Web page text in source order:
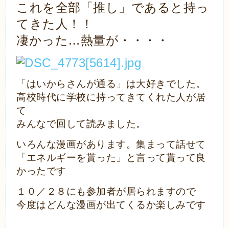
これを全部「推し」であると持っ
てきた人！！
凄かった…熱量が・・・・
「はいからさんが通る」は大好きでした。
高校時代に学校に持ってきてくれた人が居
て
みんなで回して読みました。
いろんな漫画があります。集まって話せて
「エネルギーを貰った」と言って貰って良
かったです
１０／２８にも参加者が居られますので
今度はどんな漫画が出てくるか楽しみです